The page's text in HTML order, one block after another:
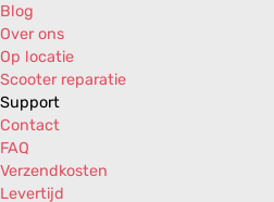
Blog
Over ons
Op locatie
Scooter reparatie
Support
Contact
FAQ
Verzendkosten
Levertijd